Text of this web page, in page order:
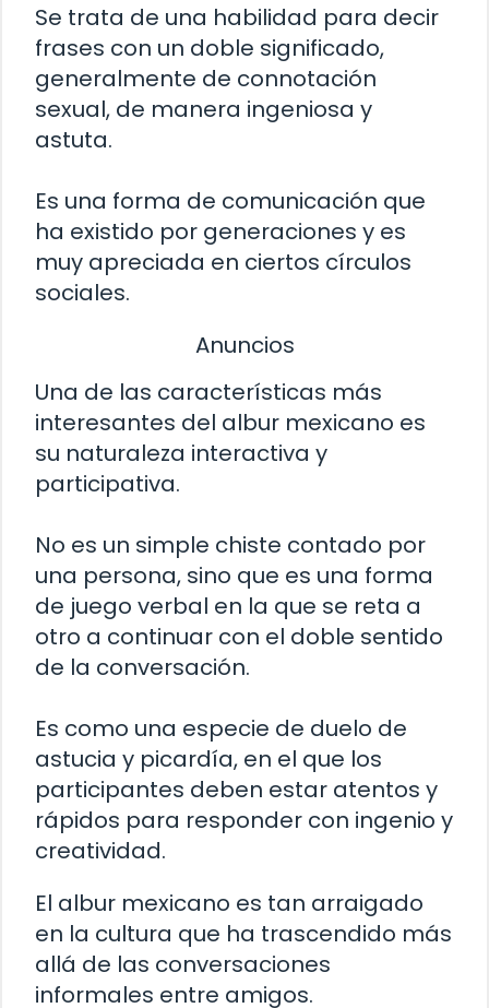
Se trata de una habilidad para decir
frases con un doble significado,
generalmente de connotación
sexual, de manera ingeniosa y
astuta.
Es una forma de comunicación que
ha existido por generaciones y es
muy apreciada en ciertos círculos
sociales.
Anuncios
Una de las características más
interesantes del albur mexicano es
su naturaleza interactiva y
participativa.
No es un simple chiste contado por
una persona, sino que es una forma
de juego verbal en la que se reta a
otro a continuar con el doble sentido
de la conversación.
Es como una especie de duelo de
astucia y picardía, en el que los
participantes deben estar atentos y
rápidos para responder con ingenio y
creatividad.
El albur mexicano es tan arraigado
en la cultura que ha trascendido más
allá de las conversaciones
informales entre amigos.